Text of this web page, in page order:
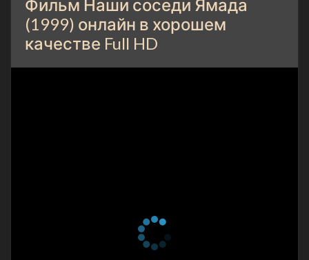
Фильм Наши соседи Ямада
(1999) онлайн в хорошем
качестве Full HD